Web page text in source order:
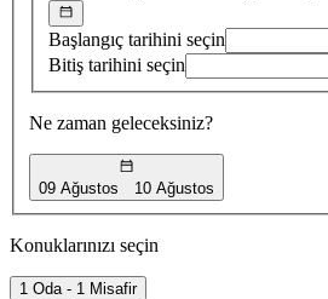
Başlangıç tarihini seçin
Bitiş tarihini seçin
Ne zaman geleceksiniz?
09 Ağustos 10 Ağustos
Konuklarınızı seçin
1 Oda - 1 Misafir